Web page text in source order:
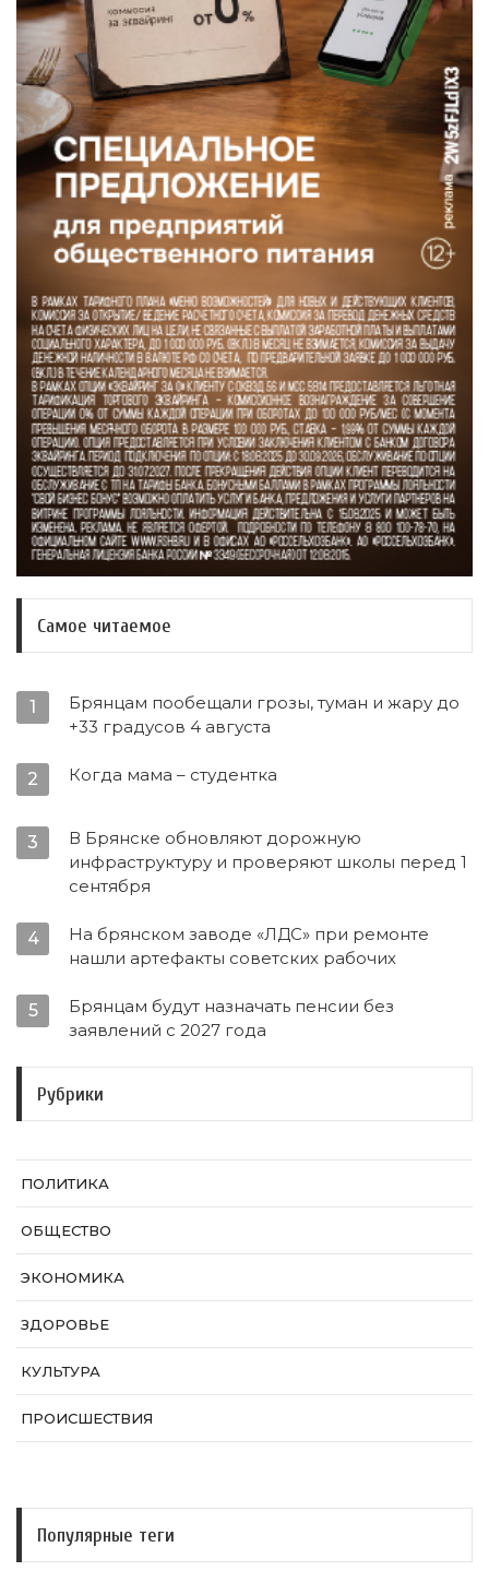
Самое читаемое
1
Брянцам пообещали грозы, туман и жару до
+33 градусов 4 августа
2 Когда мама – студентка
3
В Брянске обновляют дорожную
инфраструктуру и проверяют школы перед 1
сентября
4
На брянском заводе «ЛДС» при ремонте
нашли артефакты советских рабочих
5
Брянцам будут назначать пенсии без
заявлений с 2027 года
Рубрики
ПОЛИТИКА
ОБЩЕСТВО
ЭКОНОМИКА
ЗДОРОВЬЕ
КУЛЬТУРА
ПРОИСШЕСТВИЯ
Популярные теги